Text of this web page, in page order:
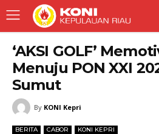
‘AKSI GOLF’
Menuju PON XXI
Sumut
By KONI Kepri
BERITA CABOR KONI KEPRI